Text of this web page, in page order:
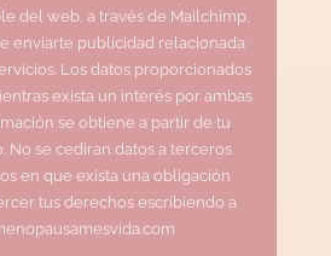
del web, a través de Mailchimp,
enviarte publicidad relacionada
Los datos proporcionados
exista un interés por ambas
se obtiene a partir de tu
No se cediran datos a terceros
en que exista una obligación
tus derechos escribiendo a